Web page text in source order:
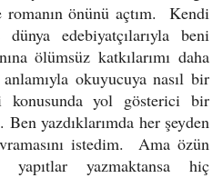
önünü açtım. Kendi
edebiyatçılarıyla beni
ölümsüz katkılarımı daha
okuyucuya nasıl bir
konusunda yol gösterici bir
yazdıklarımda her şeyden
istedim. Ama özün
yapıtlar yazmaktansa hiç